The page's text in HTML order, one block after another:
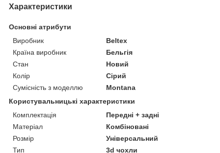
Характеристики
Основні атрибути
Виробник
Beltex
Країна виробник
Бельгія
Стан
Новий
Колір
Сірий
Сумісність з моделлю
Montana
Користувальницькі характеристики
Комплектація
Передні + задні
Матеріал
Комбіновані
Розмір
Універсальний
Тип
3d чохли